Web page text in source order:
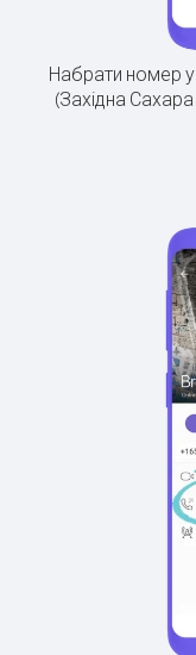
Набрати номер
(Західна